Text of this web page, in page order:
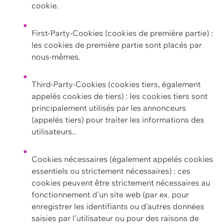
cookie.
First-Party-Cookies (cookies de première partie) :
les cookies de première partie sont placés par
nous-mêmes.
Third-Party-Cookies (cookies tiers, également
appelés cookies de tiers) : les cookies tiers sont
principalement utilisés par les annonceurs
(appelés tiers) pour traiter les informations des
utilisateurs..
Cookies nécessaires (également appelés cookies
essentiels ou strictement nécessaires) : ces
cookies peuvent être strictement nécessaires au
fonctionnement d'un site web (par ex. pour
enregistrer les identifiants ou d'autres données
saisies par l'utilisateur ou pour des raisons de